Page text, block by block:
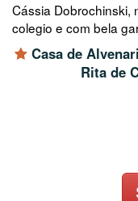
Cássia Dobrochinski,
colegio e com bela
Casa de
Rita de